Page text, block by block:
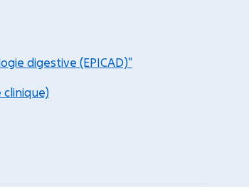
digestive (EPICAD)"
clinique)